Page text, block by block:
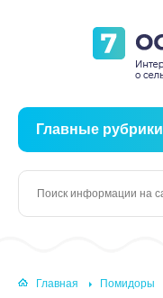
Главные рубрики
Главная
Помидоры